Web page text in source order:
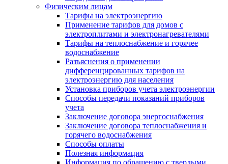
Физическим лицам
Тарифы на электроэнергию
Применение тарифов для домов с
электроплитами и электронагревателями
Тарифы на теплоснабжение и горячее
водоснабжение
Разъяснения о применении
дифференцированных тарифов на
электроэнергию для населения
Установка приборов учета электроэнергии
Способы передачи показаний приборов
учета
Заключение договора энергоснабжения
Заключение договора теплоснабжения и
горячего водоснабжения
Способы оплаты
Полезная информация
Информация по обращению с твердыми